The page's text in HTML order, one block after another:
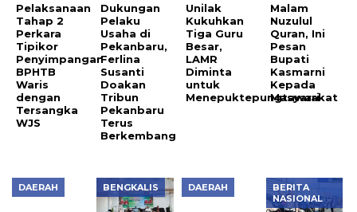
Tipikor
Penyimpangan
BPHTB
Waris
dengan
Tersangka
WJS
Dukungan
Pelaku
Usaha di
Pekanbaru,
Ferlina
Susanti
Doakan
Tribun
Pekanbaru
Terus
Berkembang
Unilak
Kukuhkan
Tiga Guru
Besar,
LAMR
Diminta
untuk
Menepuktepungtawari
Malam
Nuzulul
Quran, Ini
Pesan
Bupati
Kasmarni
Kepada
Masyarakat
DAERAH
KPU Medan
BENGKALIS DAERAH
BERITA
NASIONAL